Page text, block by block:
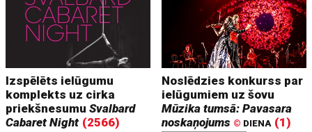
Izspēlēts ielūgumu
komplekts uz cirka
priekšnesumuSvalbard
Cabaret Night (2566)
Noslēdzies konkurss par
ielūgumiem uz šovu
Mūzika tumsā: Pavasara
noskaņojums © DIENA (1)